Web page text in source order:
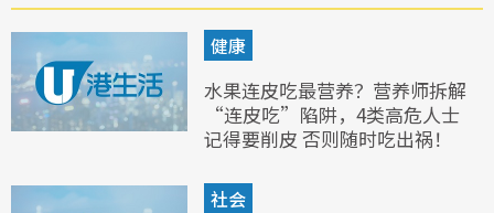
健康
水果连皮吃最营养？营养师拆解
“连皮吃”陷阱，4类高危人士
记得要削皮 否则随时吃出祸！
社会